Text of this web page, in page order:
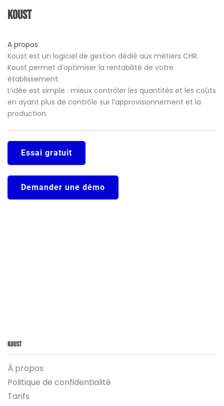
Koust
A propos
Koust est un logiciel de gestion dédié aux métiers CHR.
Koust permet d’optimiser la rentabilité de votre
établissement.
L’idée est simple : mieux contrôler les quantités et les coûts
en ayant plus de contrôle sur l’approvisionnement et la
production.
Essai gratuit
Demander une démo
Koust
À propos
Politique de confidentialité
Tarifs